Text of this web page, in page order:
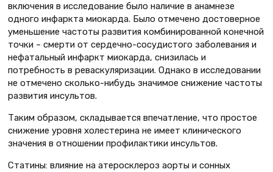
включения в исследование было наличие в анамнезе
одного инфаркта миокарда. Было отмечено достоверное
уменьшение частоты развития комбинированной конечной
точки – смерти от сердечно-сосудистого заболевания и
нефатальный инфаркт миокарда, снизилась и
потребность в реваскуляризации. Однако в исследовании
не отмечено сколько-нибудь значимое снижение частоты
развития инсультов.
Таким образом, складывается впечатление, что простое
снижение уровня холестерина не имеет клинического
значения в отношении профилактики инсультов.
Статины: влияние на атеросклероз аорты и сонных